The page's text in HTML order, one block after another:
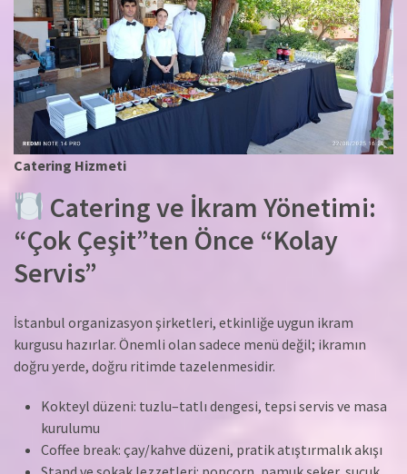
Catering Hizmeti
Catering ve İkram Yönetimi:
“Çok Çeşit”ten Önce “Kolay
Servis”
İstanbul organizasyon şirketleri, etkinliğe uygun ikram
kurgusu hazırlar. Önemli olan sadece menü değil; ikramın
doğru yerde, doğru ritimde tazelenmesidir.
Kokteyl düzeni: tuzlu–tatlı dengesi, tepsi servis ve masa
kurulumu
Coffee break: çay/kahve düzeni, pratik atıştırmalık akışı